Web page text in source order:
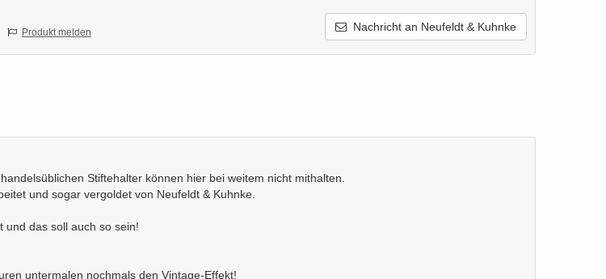
Nachricht an Neufeldt & Kuhnke
Produkt melden
Stiftehalter können hier bei weitem nicht mithalten.
und sogar vergoldet von Neufeldt & Kuhnke.
und das soll auch so sein!
untermalen nochmals den Vintage-Effekt!